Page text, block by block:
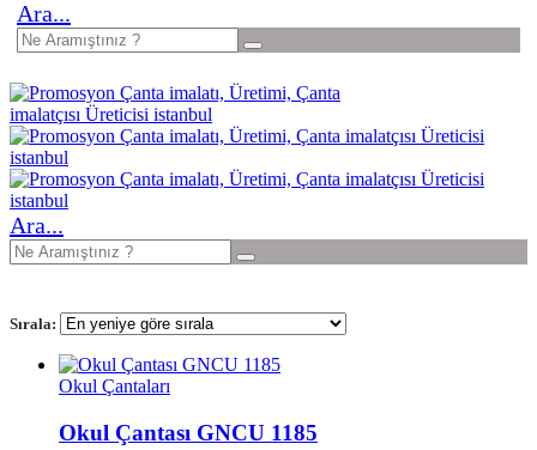
Ara...
Ara...
Sırala:
Okul Çantaları
Okul Çantası GNCU 1185